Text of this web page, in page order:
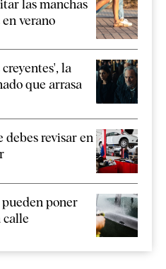
las manchas
verano
la
que arrasa
debes revisar en
poner
calle